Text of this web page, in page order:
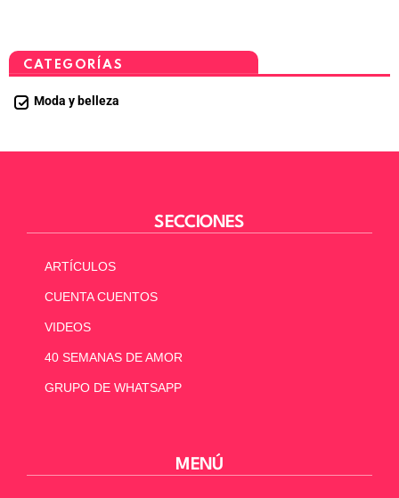
CATEGORÍAS
Moda y belleza
SECCIONES
ARTÍCULOS
CUENTA CUENTOS
VIDEOS
40 SEMANAS DE AMOR
GRUPO DE WHATSAPP
MENÚ